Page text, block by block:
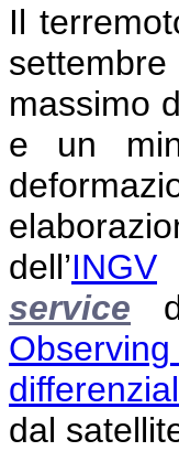
Il
massimo
e un
dell’INGV
service
dal